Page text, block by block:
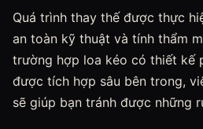
Quá trình thay thế được thực
an toàn kỹ thuật và tính thẩm
trường hợp loa kéo có thiết kế
được tích hợp sâu bên trong,
sẽ giúp bạn tránh được những